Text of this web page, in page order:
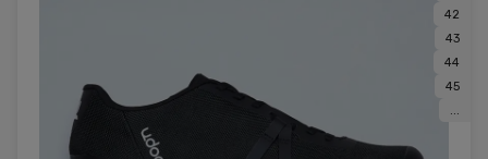
42
43
44
45
...